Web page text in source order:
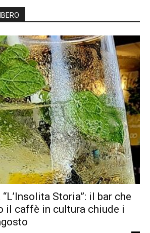
Storia”: il bar che
il caffè in cultura chiude i